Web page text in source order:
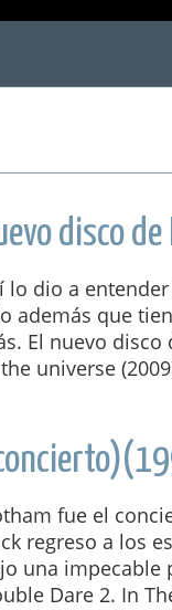
disco de
lo dio a
además que
El nuevo disco
universe
fue el
regreso a los
una impecable
Dare 2. In